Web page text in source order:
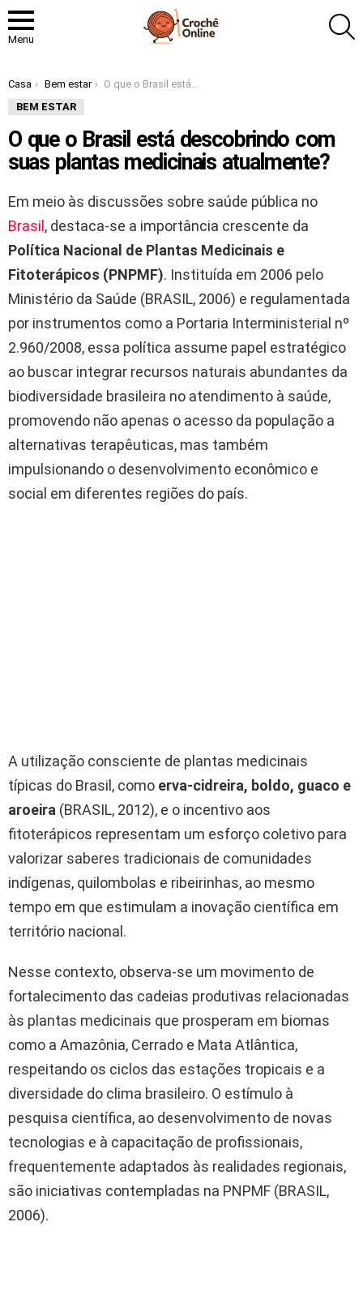
Menu
Você está aqui:
Casa Bem estar
O que o Brasil está descobrindo com suas plantas medicinais atualmente?
BEM ESTAR
O que o Brasil está descobrindo com
suas plantas medicinais atualmente?
Em meio às discussões sobre saúde pública no
Brasil , destaca-se a importância crescente da
Política Nacional de Plantas Medicinais e
Fitoterápicos (PNPMF). Instituída em 2006 pelo
Ministério da Saúde (BRASIL, 2006) e regulamentada
por instrumentos como a Portaria Interministerial nº
2.960/2008, essa política assume papel estratégico
ao buscar integrar recursos naturais abundantes da
biodiversidade brasileira no atendimento à saúde,
promovendo não apenas o acesso da população a
alternativas terapêuticas, mas também
impulsionando o desenvolvimento econômico e
social em diferentes regiões do país.
A utilização consciente de plantas medicinais
típicas do Brasil, como erva-cidreira, boldo, guaco e
aroeira (BRASIL, 2012), e o incentivo aos
fitoterápicos representam um esforço coletivo para
valorizar saberes tradicionais de comunidades
indígenas, quilombolas e ribeirinhas, ao mesmo
tempo em que estimulam a inovação científica em
território nacional.
Nesse contexto, observa-se um movimento de
fortalecimento das cadeias produtivas relacionadas
às plantas medicinais que prosperam em biomas
como a Amazônia, Cerrado e Mata Atlântica,
respeitando os ciclos das estações tropicais e a
diversidade do clima brasileiro. O estímulo à
pesquisa científica, ao desenvolvimento de novas
tecnologias e à capacitação de profissionais,
frequentemente adaptados às realidades regionais,
são iniciativas contempladas na PNPMF (BRASIL,
2006).